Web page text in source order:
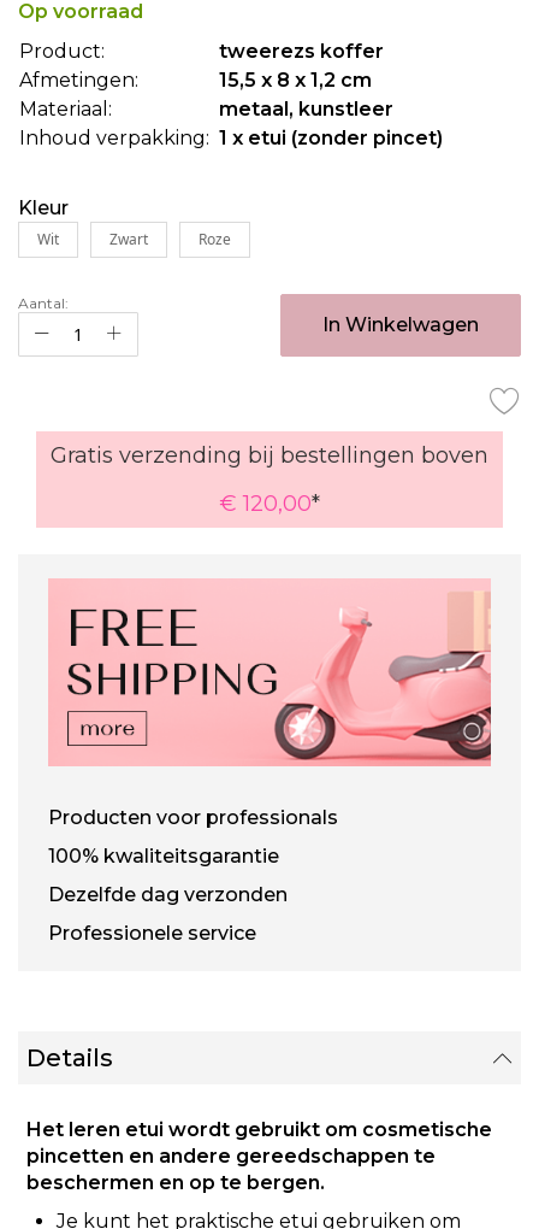
van
de
afbeeldingen-
gallerij
Op voorraad
Product:
tweerezs koffer
Afmetingen:
15,5 x 8 x 1,2 cm
Materiaal:
metaal, kunstleer
Inhoud verpakking: 1 x etui (zonder pincet)
Kleur
Wit Zwart Roze
Aantal:
In Winkelwagen
Gratis verzending bij bestellingen boven
€ 120,00*
Producten voor professionals
100% kwaliteitsgarantie
Dezelfde dag verzonden
Professionele service
Details
Het leren etui wordt gebruikt om cosmetische
pincetten en andere gereedschappen te
beschermen en op te bergen.
Je kunt het praktische etui gebruiken om